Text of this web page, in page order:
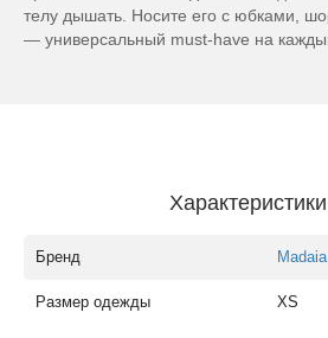
телу дышать. Носите его с юбками,
— универсальный must-have на
Характеристики
Бренд Madaia
Размер одежды XS